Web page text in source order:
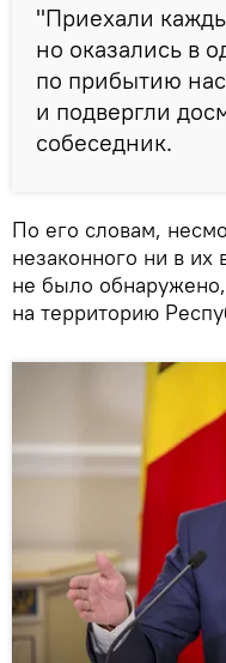
"Приехали
но оказались в
по прибытию
и подвергли
собеседник.
По его словам,
незаконного ни в их
не было
на территорию